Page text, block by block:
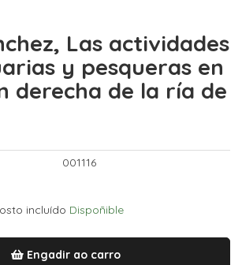
Las actividades
y pesqueras en
derecha de la ría de
001116
incluído Dispoñible
Engadir ao carro